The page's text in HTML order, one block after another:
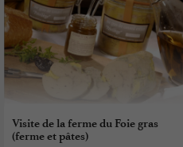
Visite de la ferme du Foie gras
(ferme et pâtes)